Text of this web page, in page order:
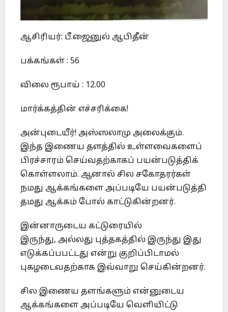
ஆசிரியர்: பீ.ஜைனுல் ஆபிதீன்
பக்கங்கள் : 56
விலை ரூபாய் : 12.00
மார்க்கத்தின் எச்சரிக்கை!
அன்புடையீர்! அஸ்ஸலாமு அலைக்கும்.
இந்த இணைய தளத்தில் உள்ளவைகளைப்
பிரச்சாரம் செய்வதற்காகப் பயன்படுத்திக்
கொள்ளலாம். ஆனால் சில சகோதரர்கள்
நமது ஆக்கங்களை அப்படியே பயன்படுத்தி
தமது ஆக்கம் போல் காட்டுகின்றனர்.
இன்னாருடைய கட்டுரையில்
இருந்து, அல்லது புத்தகத்தில் இருந்து இது
எடுக்கப்பபட்டது என்று குறிப்பிடாமல்
புகழடைவதற்காக இவ்வாறு செய்கின்றனர்.
சில இணைய தளங்களும் என்னுடைய
ஆக்கங்களை அப்படியே வெளியிட்டு